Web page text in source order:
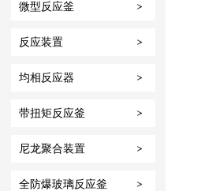
微型反应釜
反应装置
均相反应器
带扭矩反应釜
尼龙聚合装置
全防爆玻璃反应釜